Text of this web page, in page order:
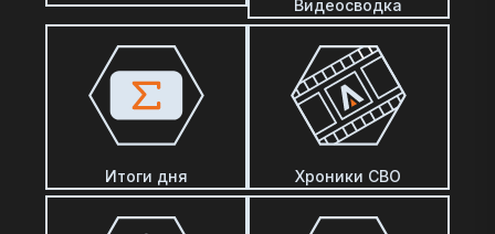
Видеосводка
Итоги дня Хроники СВО